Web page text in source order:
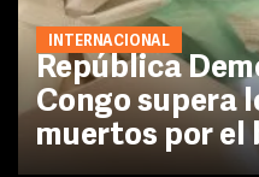
INTERNACIONAL
República
Congo supera
muertos por el